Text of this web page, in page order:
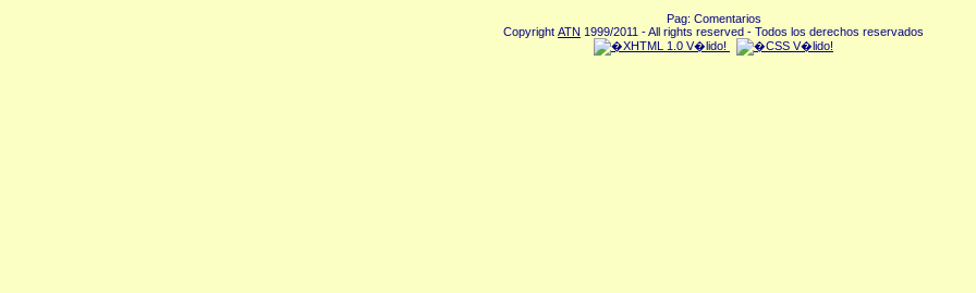
Pag: Comentarios
Copyright ATN 1999/2011 - All rights reserved - Todos los derechos reservados